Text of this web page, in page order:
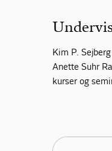
Kim P.
Anette Suhr
kurser og